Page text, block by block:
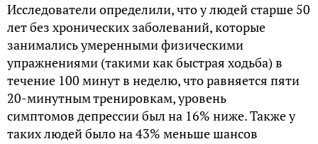
Исследователи определили, что у людей старше 50
лет без хронических заболеваний, которые
занимались умеренными физическими
упражнениями (такими как быстрая ходьба) в
течение 100 минут в неделю, что равняется пяти
20-минутным тренировкам, уровень
симптомов депрессии был на 16% ниже. Также у
таких людей было на 43% меньше шансов